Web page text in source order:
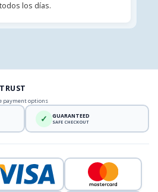
todos los días.
payment options
✓ GUARANTEED
SAFE CHECKOUT